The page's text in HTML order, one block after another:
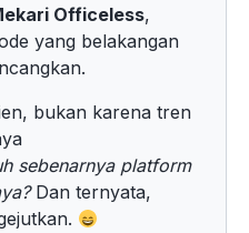
Officeless,
yang belakangan
bukan karena tren
sebenarnya platform
Dan ternyata,